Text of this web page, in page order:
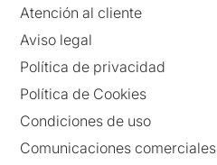
Atención al cliente
Aviso legal
Política de privacidad
Política de Cookies
Condiciones de uso
Comunicaciones